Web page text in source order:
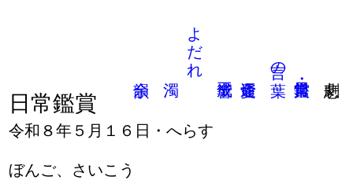
言の葉
よだれ
日常鑑賞
令和８年５月１６日・へらす
ぼんご、さいこう